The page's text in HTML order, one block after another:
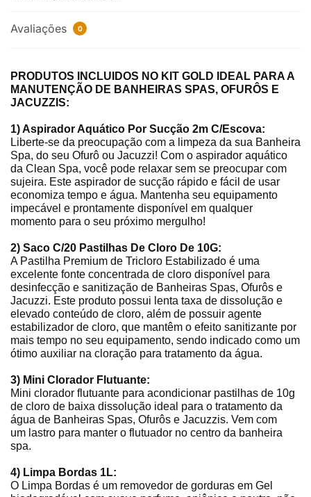
Avaliações 0
PRODUTOS INCLUIDOS NO KIT GOLD IDEAL PARA A
MANUTENÇÃO DE BANHEIRAS SPAS, OFURÔS E
JACUZZIS:
1) Aspirador Aquático Por Sucção 2m C/Escova:
Liberte-se da preocupação com a limpeza da sua Banheira
Spa, do seu Ofurô ou Jacuzzi! Com o aspirador aquático
da Clean Spa, você pode relaxar sem se preocupar com
sujeira. Este aspirador de sucção rápido e fácil de usar
economiza tempo e água. Mantenha seu equipamento
impecável e prontamente disponível em qualquer
momento para o seu próximo mergulho!
2) Saco C/20 Pastilhas De Cloro De 10G:
A Pastilha Premium de Tricloro Estabilizado é uma
excelente fonte concentrada de cloro disponível para
desinfecção e sanitização de Banheiras Spas, Ofurôs e
Jacuzzi. Este produto possui lenta taxa de dissolução e
elevado conteúdo de cloro, além de possuir agente
estabilizador de cloro, que mantêm o efeito sanitizante por
mais tempo no seu equipamento, sendo indicado como um
ótimo auxiliar na cloração para tratamento da água.
3) Mini Clorador Flutuante:
Mini clorador flutuante para acondicionar pastilhas de 10g
de cloro de baixa dissolução ideal para o tratamento da
água de Banheiras Spas, Ofurôs e Jacuzzis. Vem com
um lastro para manter o flutuador no centro da banheira
spa.
4) Limpa Bordas 1L:
O Limpa Bordas é um removedor de gorduras em Gel